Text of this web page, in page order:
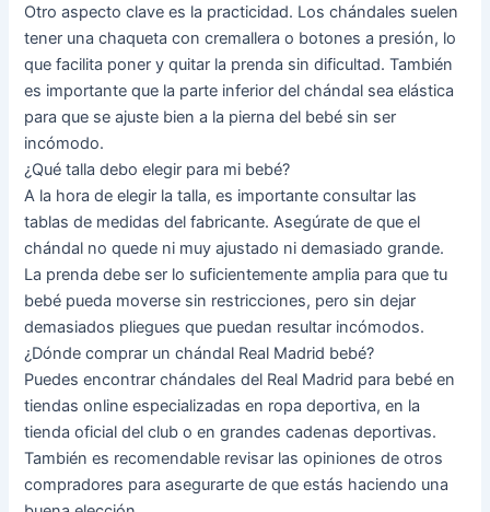
Otro aspecto clave es la practicidad. Los chándales suelen
tener una chaqueta con cremallera o botones a presión, lo
que facilita poner y quitar la prenda sin dificultad. También
es importante que la parte inferior del chándal sea elástica
para que se ajuste bien a la pierna del bebé sin ser
incómodo.
¿Qué talla debo elegir para mi bebé?
A la hora de elegir la talla, es importante consultar las
tablas de medidas del fabricante. Asegúrate de que el
chándal no quede ni muy ajustado ni demasiado grande.
La prenda debe ser lo suficientemente amplia para que tu
bebé pueda moverse sin restricciones, pero sin dejar
demasiados pliegues que puedan resultar incómodos.
¿Dónde comprar un chándal Real Madrid bebé?
Puedes encontrar chándales del Real Madrid para bebé en
tiendas online especializadas en ropa deportiva, en la
tienda oficial del club o en grandes cadenas deportivas.
También es recomendable revisar las opiniones de otros
compradores para asegurarte de que estás haciendo una